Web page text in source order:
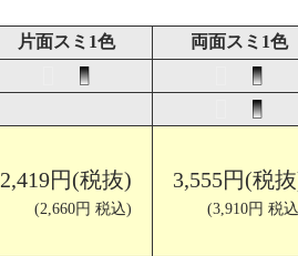
片面スミ1色
両面スミ1色
2,419円(税抜)
(2,660円 税込)
3,555円(税
(3,910円 税